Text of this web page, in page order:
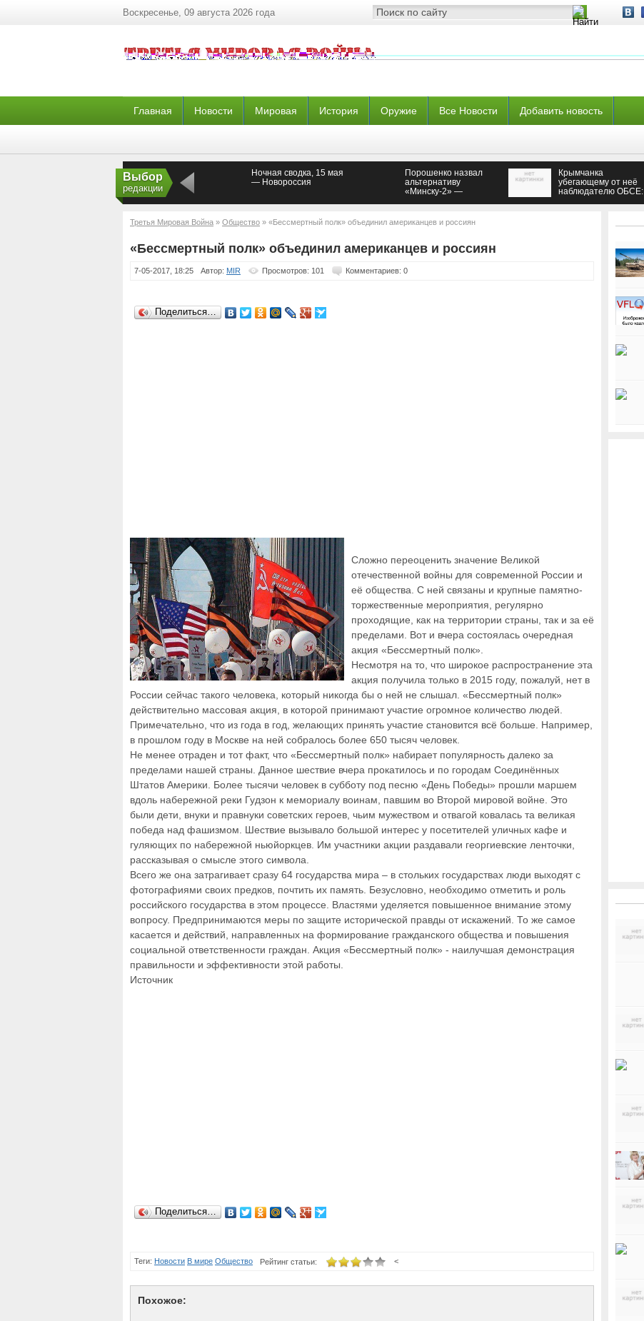
Воскресенье, 09 августа 2026 года
Главная Новости Мировая История Оружие Все Новости Добавить новость
Выбор
редакции
Ночная сводка, 15 мая
— Новороссия
Порошенко назвал
альтернативу
«Минску-2» —
Крымчанка
убегающему от неё
наблюдателю ОБСЕ:
Третья Мировая Война » Общество » «Бессмертный полк» объединил американцев и россиян
«Бессмертный полк» объединил американцев и россиян
7-05-2017, 18:25 Автор: MIR Просмотров: 101 Комментариев: 0
Поделиться…
Сложно переоценить значение Великой
отечественной войны для современной России и
её общества. С ней связаны и крупные памятно-
торжественные мероприятия, регулярно
проходящие, как на территории страны, так и за её
пределами. Вот и вчера состоялась очередная
акция «Бессмертный полк».
Несмотря на то, что широкое распространение эта
акция получила только в 2015 году, пожалуй, нет в
России сейчас такого человека, который никогда бы о ней не слышал. «Бессмертный полк»
действительно массовая акция, в которой принимают участие огромное количество людей.
Примечательно, что из года в год, желающих принять участие становится всё больше. Например,
в прошлом году в Москве на ней собралось более 650 тысяч человек.
Не менее отраден и тот факт, что «Бессмертный полк» набирает популярность далеко за
пределами нашей страны. Данное шествие вчера прокатилось и по городам Соединённых
Штатов Америки. Более тысячи человек в субботу под песню «День Победы» прошли маршем
вдоль набережной реки Гудзон к мемориалу воинам, павшим во Второй мировой войне. Это
были дети, внуки и правнуки советских героев, чьим мужеством и отвагой ковалась та великая
победа над фашизмом. Шествие вызывало большой интерес у посетителей уличных кафе и
гуляющих по набережной ньюйоркцев. Им участники акции раздавали георгиевские ленточки,
рассказывая о смысле этого символа.
Всего же она затрагивает сразу 64 государства мира – в стольких государствах люди выходят с
фотографиями своих предков, почтить их память. Безусловно, необходимо отметить и роль
российского государства в этом процессе. Властями уделяется повышенное внимание этому
вопросу. Предпринимаются меры по защите исторической правды от искажений. То же самое
касается и действий, направленных на формирование гражданского общества и повышения
социальной ответственности граждан. Акция «Бессмертный полк» - наилучшая демонстрация
правильности и эффективности этой работы.
Источник
Поделиться…
Теги: Новости В мире Общество <
Рейтинг статьи:
Похожое: